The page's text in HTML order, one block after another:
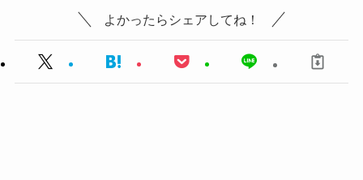
よかったらシェアしてね！